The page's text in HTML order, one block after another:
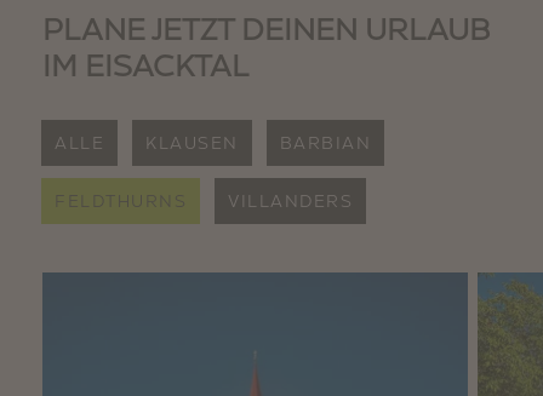
PLANE JETZT DEINEN URLAUB
IM EISACKTAL
ALLE KLAUSEN BARBIAN
FELDTHURNS VILLANDERS